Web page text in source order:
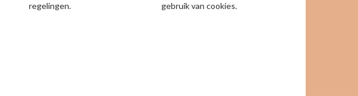
regelingen.
gebruik van cookies.